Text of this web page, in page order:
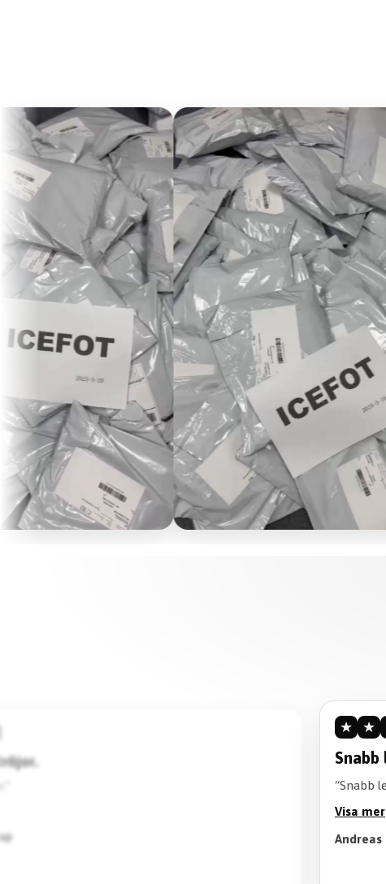
“Snabb leverans och bra kvalitet.”